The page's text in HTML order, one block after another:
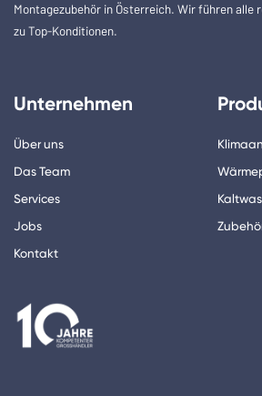
Montagezubehör in Österreich. Wir führen alle
zu Top-Konditionen.
Unternehmen
Über uns
Das Team
Services
Jobs
Kontakt